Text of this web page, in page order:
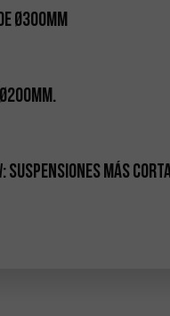
Ø300mm
Suspensiones más